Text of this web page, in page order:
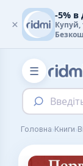
☰
Головна›Книги›
×
-5% в
Купуй,